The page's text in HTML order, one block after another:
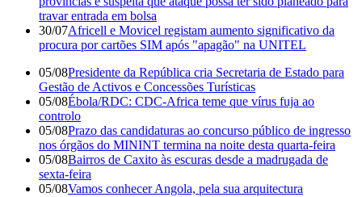
travar entrada em bolsa
30/07Africell e Movicel registam aumento significativo da
procura por cartões SIM após "apagão" na UNITEL
05/08Presidente da República cria Secretaria de Estado para
Gestão de Activos e Concessões Turísticas
05/08Ébola/RDC: CDC-Africa teme que vírus fuja ao
controlo
05/08Prazo das candidaturas ao concurso público de ingresso
nos órgãos do MININT termina na noite desta quarta-feira
05/08Bairros de Caxito às escuras desde a madrugada de
sexta-feira
05/08Vamos conhecer Angola, pela sua arquitectura